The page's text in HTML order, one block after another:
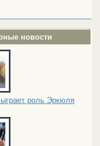
новости
роль Эркюля